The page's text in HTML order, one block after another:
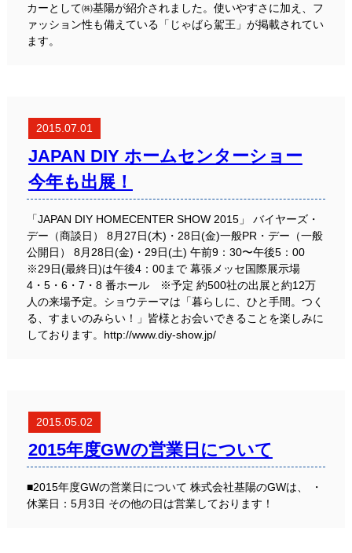
カーとして㈱基陽が紹介されました。使いやすさに加え、フ
ァッション性も備えている「じゃばら駕王」が掲載されてい
ます。
2015.07.01
JAPAN DIY ホームセンターショー
今年も出展！
「JAPAN DIY HOMECENTER SHOW 2015」 バイヤーズ・
デー（商談日） 8月27日(木)・28日(金)一般PR・デー（一般
公開日） 8月28日(金)・29日(土) 午前9：30〜午後5：00
※29日(最終日)は午後4：00まで 幕張メッセ国際展示場
4・5・6・7・8 番ホール ※予定 約500社の出展と約12万
人の来場予定。ショウテーマは「暮らしに、ひと手間。つく
る、すまいのみらい！」皆様とお会いできることを楽しみに
しております。http://www.diy-show.jp/
2015.05.02
2015年度GWの営業日について
■2015年度GWの営業日について 株式会社基陽のGWは、 ・
休業日：5月3日 その他の日は営業しております！